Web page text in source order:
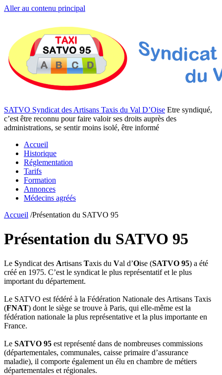
Aller au contenu principal
SATVO Syndicat des Artisans Taxis du Val D’Oise Etre syndiqué,
c’est être reconnu pour faire valoir ses droits auprès des
administrations, se sentir moins isolé, être informé
Accueil
Historique
Réglementation
Tarifs
Formation
Annonces
Médecins agréés
Accueil /Présentation du SATVO 95
Présentation du SATVO 95
Le Syndicat des Artisans Taxis du Val d’Oise (SATVO 95) a été
créé en 1975. C’est le syndicat le plus représentatif et le plus
important du département.
Le SATVO est fédéré à la Fédération Nationale des Artisans Taxis
(FNAT) dont le siège se trouve à Paris, qui elle-même est la
fédération nationale la plus représentative et la plus importante en
France.
Le SATVO 95 est représenté dans de nombreuses commissions
(départementales, communales, caisse primaire d’assurance
maladie), il comporte également un élu en chambre de métiers
départementales et régionales.